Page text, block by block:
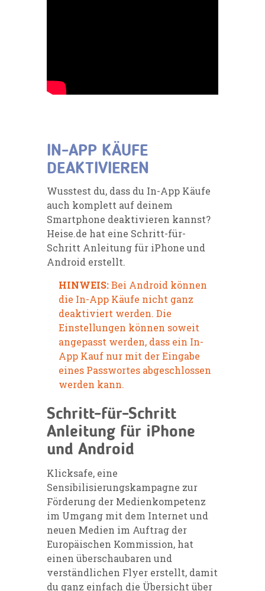
IN-APP KÄUFE
DEAKTIVIEREN
Wusstest du, dass du In-App Käufe
auch komplett auf deinem
Smartphone deaktivieren kannst?
Heise.de hat eine Schritt-für-
Schritt Anleitung für iPhone und
Android erstellt.
HINWEIS:Bei Android können
die In-App Käufe nicht ganz
deaktiviert werden. Die
Einstellungen können soweit
angepasst werden, dass ein In-
App Kauf nur mit der Eingabe
eines Passwortes abgeschlossen
werden kann.
Schritt-für-Schritt
Anleitung für iPhone
und Android
Klicksafe, eine
Sensibilisierungskampagne zur
Förderung der Medienkompetenz
im Umgang mit dem Internet und
neuen Medien im Auftrag der
Europäischen Kommission, hat
einen überschaubaren und
verständlichen Flyer erstellt, damit
du ganz einfach die Übersicht über